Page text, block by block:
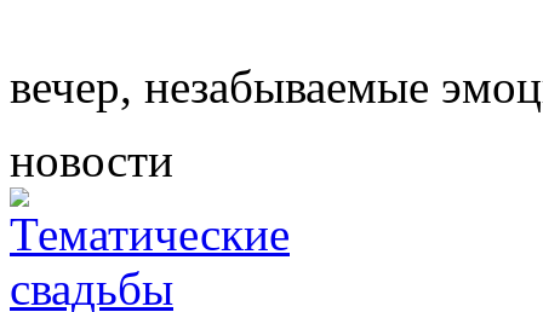
вечер, незабываемые
новости